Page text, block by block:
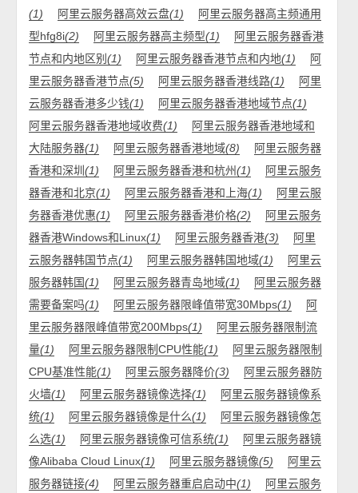
(1)
阿里云服务器高效云盘(1)
阿里云服务器高主频通用
型hfg8i(2) 阿里云服务器高主频型(1)
阿里云服务器香港
节点和内地区别(1) 阿里云服务器香港节点和内地(1)
阿
里云服务器香港节点(5) 阿里云服务器香港线路(1)
阿里
云服务器香港多少钱(1) 阿里云服务器香港地域节点(1)
阿里云服务器香港地域收费(1)
阿里云服务器香港地域和
大陆服务器(1) 阿里云服务器香港地域(8)
阿里云服务器
香港和深圳(1) 阿里云服务器香港和杭州(1)
阿里云服务
器香港和北京(1) 阿里云服务器香港和上海(1)
阿里云服
务器香港优惠(1) 阿里云服务器香港价格(2)
阿里云服务
器香港Windows和Linux(1) 阿里云服务器香港(3)
阿里
云服务器韩国节点(1) 阿里云服务器韩国地域(1)
阿里云
服务器韩国(1) 阿里云服务器青岛地域(1)
阿里云服务器
需要备案吗(1) 阿里云服务器限峰值带宽30Mbps(1)
阿
里云服务器限峰值带宽200Mbps(1)
阿里云服务器限制流
量(1) 阿里云服务器限制CPU性能(1)
阿里云服务器限制
CPU基准性能(1) 阿里云服务器降价(3)
阿里云服务器防
火墙(1) 阿里云服务器镜像选择(1)
阿里云服务器镜像系
统(1) 阿里云服务器镜像是什么(1)
阿里云服务器镜像怎
么选(1) 阿里云服务器镜像可信系统(1)
阿里云服务器镜
像Alibaba Cloud Linux(1) 阿里云服务器镜像(5)
阿里云
服务器链接(4) 阿里云服务器重启启动中(1)
阿里云服务